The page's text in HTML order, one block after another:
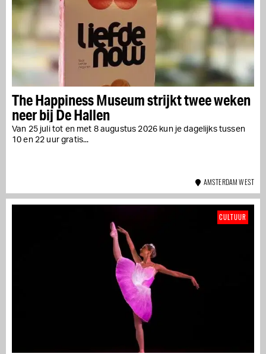
The Happiness Museum strijkt twee weken
neer bij De Hallen
Van 25 juli tot en met 8 augustus 2026 kun je dagelijks tussen
10 en 22 uur gratis...
AMSTERDAM WEST
CULTUUR